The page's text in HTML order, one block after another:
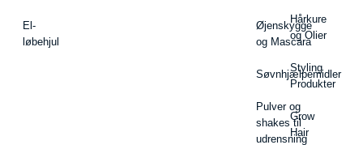
El-
løbehjul
Øjenskygge
og Mascara
Søvnhjælpemidler
Pulver og
shakes til
udrensning
Hårkure
og Olier
Styling
Produkter
Grow
Hair